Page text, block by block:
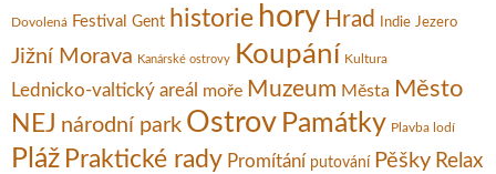
Dovolená Festival Gent historie hory Hrad Indie Jezero
Jižní Morava Kanárské ostrovy Koupání Kultura
Lednicko-valtický areál moře Muzeum Města Město
NEJ národní park Ostrov Památky Plavba lodí
Pláž Praktické rady Promítání putování Pěšky Relax